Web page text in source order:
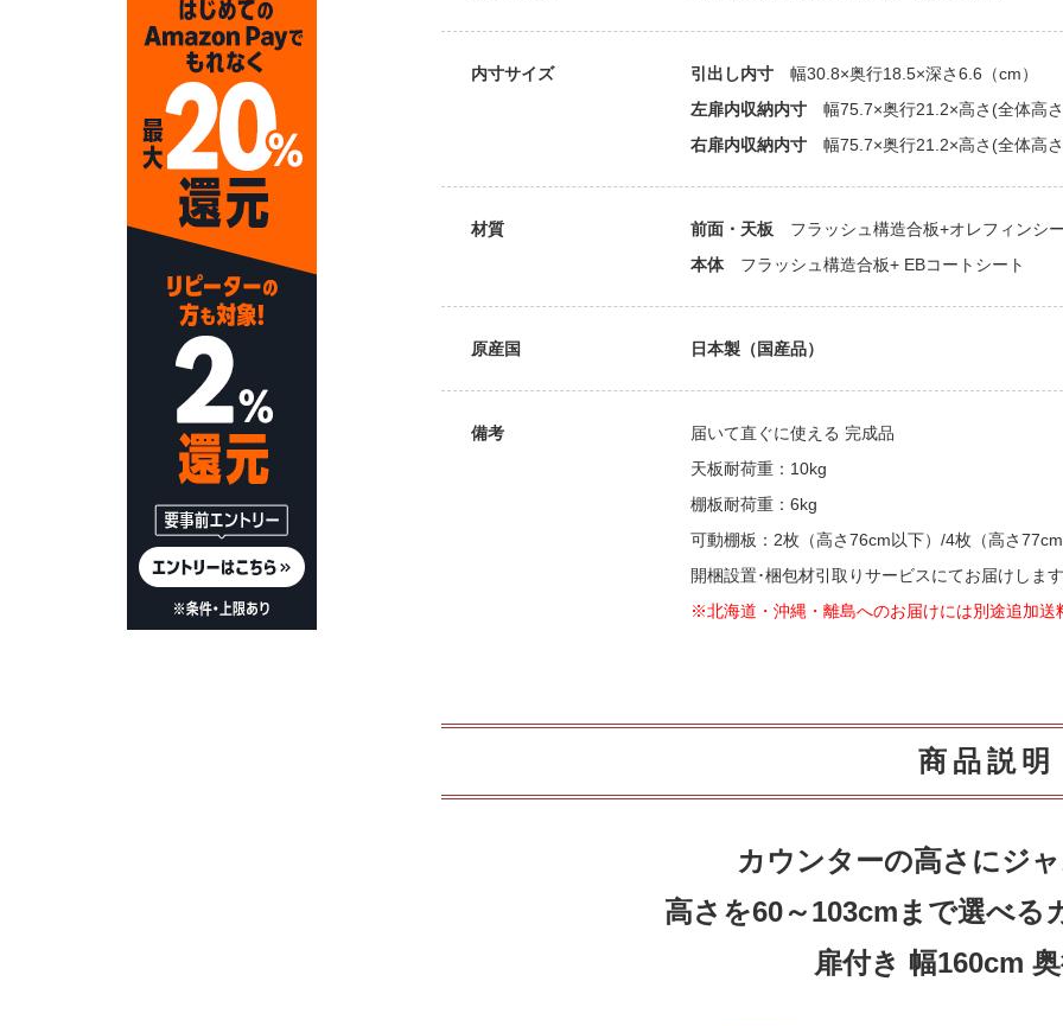
内寸サイズ 引出し内寸 幅30.8×奥行18.5×深さ6.6（cm）
左扉内収納内寸 幅75.7×奥行21.2×高さ(全体高さ
右扉内収納内寸 幅75.7×奥行21.2×高さ(全体高さ
材質 前面・天板 フラッシュ構造合板+オレフィンシ
本体フラッシュ構造合板+ EBコートシート
原産国 日本製（国産品）
備考
届いて直ぐに使える 完成品
天板耐荷重：10kg
棚板耐荷重：6kg
可動棚板：2枚（高さ76cm以下）/4枚（高さ77cm
開梱設置･梱包材引取りサービスにてお届けします
※北海道・沖縄・離島へのお届けには別途追加送
商品説明
カウンターの高さにジ
高さを60～103cmまで選べる
扉付き 幅160cm